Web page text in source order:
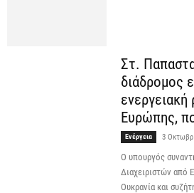
Στ.
διάδρομος
ενεργειακή
Ευρώπης,
Ενέργεια 3
Ο υπουργός
Διαχειριστών από
Ουκρανία και